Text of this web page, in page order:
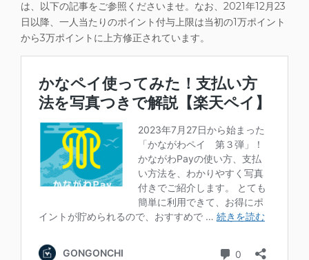
は、以下の記事をご参照くださいませ。なお、 2021年12月23
日以降、一人当たりのポイント付与上限は当初の1万ポイント
から3万ポイントに上方修正されています。